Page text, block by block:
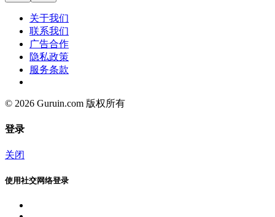
关于我们
联系我们
广告合作
隐私政策
服务条款
© 2026 Guruin.com 版权所有
登录
关闭
使用社交网络登录